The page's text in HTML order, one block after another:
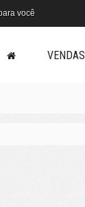
você
VENDAS